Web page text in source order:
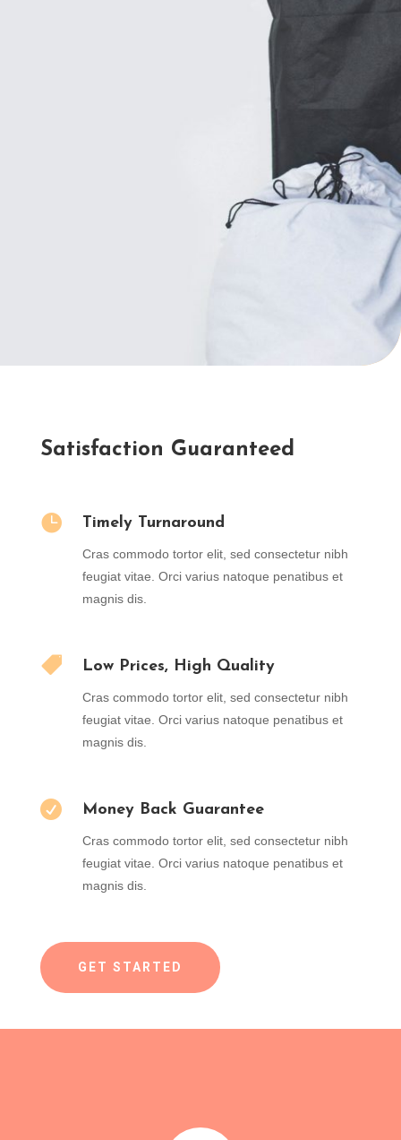
Satisfaction Guaranteed
 Timely Turnaround
Cras commodo tortor elit, sed consectetur nibh
feugiat vitae. Orci varius natoque penatibus et
magnis dis.
 Low Prices, High Quality
Cras commodo tortor elit, sed consectetur nibh
feugiat vitae. Orci varius natoque penatibus et
magnis dis.
 Money Back Guarantee
Cras commodo tortor elit, sed consectetur nibh
feugiat vitae. Orci varius natoque penatibus et
magnis dis.
GET STARTED